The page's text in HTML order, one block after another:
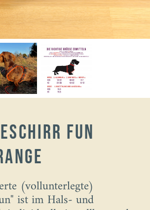
Fun
(vollunterlegte)
ist im Hals- und